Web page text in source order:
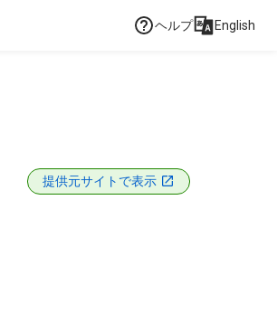
ヘルプ English
提供元サイトで表示